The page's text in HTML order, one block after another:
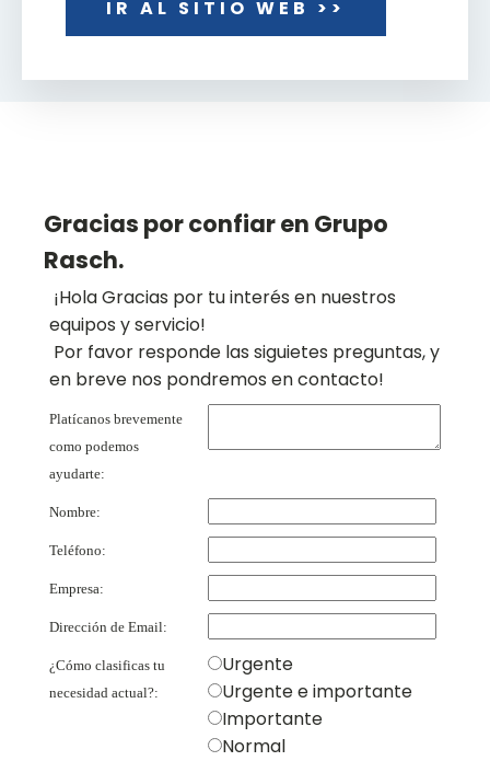
IR AL SITIO WEB >>
Gracias por confiar en Grupo
Rasch.
¡Hola Gracias por tu interés en nuestros
equipos y servicio!
Por favor responde las siguietes preguntas, y
en breve nos pondremos en contacto!
Platícanos brevemente
como podemos
ayudarte:
Nombre:
Teléfono:
Empresa:
Dirección de Email:
¿Cómo clasificas tu
necesidad actual?:
Urgente
Urgente e importante
Importante
Normal